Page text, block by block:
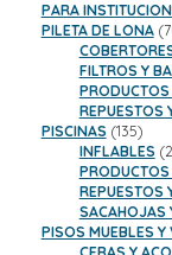
PARA
PILETA DE LONA
FILTROS Y
REPUESTOS
PISCINAS 135135
INFLABLES
REPUESTOS
SACAHOJAS
PISOS MUEBLES Y